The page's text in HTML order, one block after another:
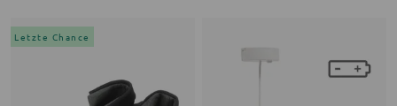
Letzte Chance